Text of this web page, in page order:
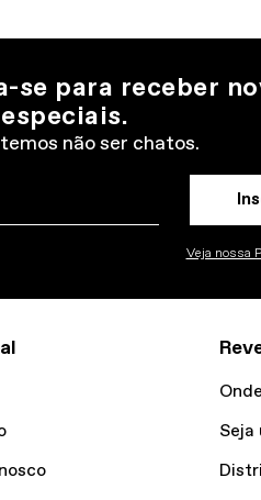
se para receber
não ser chatos.
Veja nossa
Seja